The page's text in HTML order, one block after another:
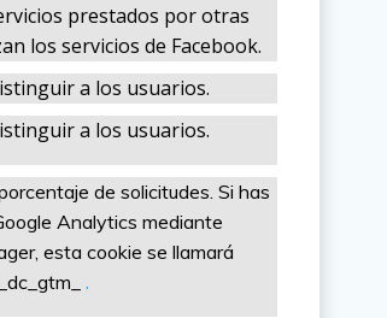
prestados por otras
los servicios de Facebook.
a los usuarios.
a los usuarios.
de solicitudes. Si has
Analytics mediante
esta cookie se llamará
_dc_gtm_.